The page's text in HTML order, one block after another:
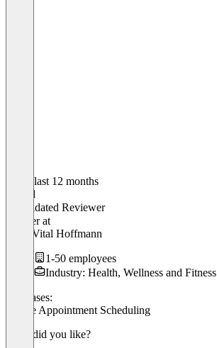
In the last 12 months
Daniel
Validated Reviewer
Inhaberat
Fit & Vital Hoffmann
1-50 employees
Industry: Health, Wellness and Fitness
Use cases:
Online Appointment Scheduling
What did you like?